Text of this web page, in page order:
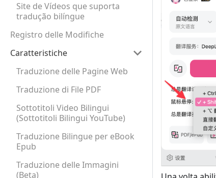
Site de Vídeos que suporta
tradução bilíngue
Registro delle Modifiche
Caratteristiche
Traduzione delle Pagine Web
Traduzione di File PDF
Sottotitoli Video Bilingui
(Sottotitoli Bilingui YouTube)
Traduzione Bilingue per eBook
Epub
Traduzione delle Immagini
(Beta)